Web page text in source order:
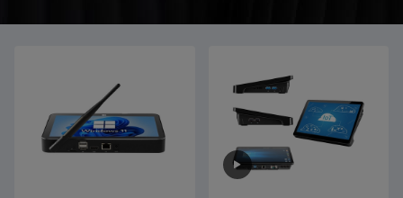
Produits.